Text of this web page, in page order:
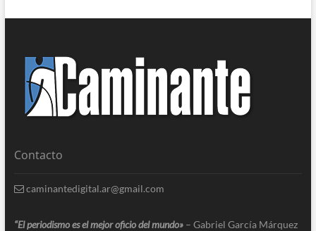
Contacto
caminantedigital.ar@gmail.com
“El periodismo es el mejor oficio del mundo» – Gabriel García Márquez